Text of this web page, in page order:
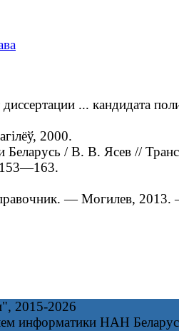
... кандидата
2000.
Беларусь / В. В. Ясев //
— Могилев,
2015-2026
информатики НАН